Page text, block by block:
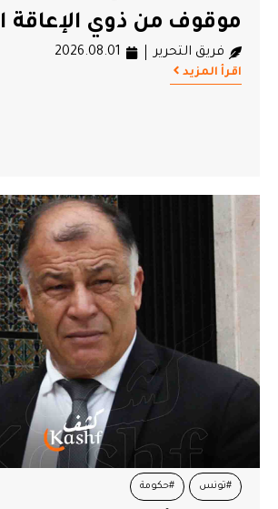
موقوف من ذوي الإعاقة
فريق التحرير 2026.08.01
اقرأ المزيد
#تونس #حكومة